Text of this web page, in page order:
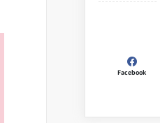
Facebook